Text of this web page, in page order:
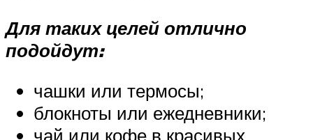
Для таких целей отлично
подойдут:
чашки или термосы;
блокноты или ежедневники;
чай или кофе в красивых